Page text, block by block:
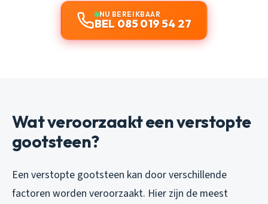
NU BEREIKBAAR
BEL 085 019 54 27
Wat veroorzaakt een verstopte
gootsteen?
Een verstopte gootsteen kan door verschillende
factoren worden veroorzaakt. Hier zijn de meest